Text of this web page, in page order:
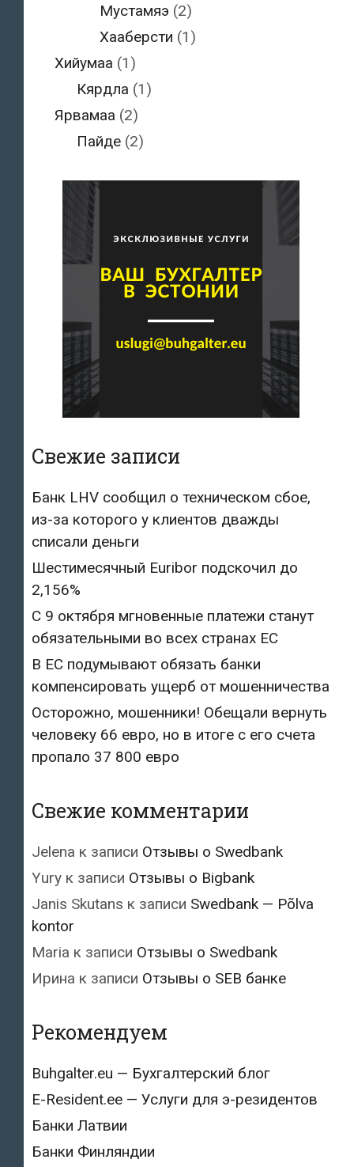
Мустамяэ (2)
Хааберсти (1)
Хийумаа (1)
Кярдла (1)
Ярвамаа (2)
Пайде (2)
Свежие записи
Банк LHV сообщил о техническом сбое,
из-за которого у клиентов дважды
списали деньги
Шестимесячный Euribor подскочил до
2,156%
С 9 октября мгновенные платежи станут
обязательными во всех странах ЕС
В ЕС подумывают обязать банки
компенсировать ущерб от мошенничества
Осторожно, мошенники! Обещали вернуть
человеку 66 евро, но в итоге с его счета
пропало 37 800 евро
Свежие комментарии
Jelena к записи Отзывы о Swedbank
Yury к записи Отзывы о Bigbank
Janis Skutans к записи Swedbank — Põlva
kontor
Maria к записи Отзывы о Swedbank
Ирина к записи Отзывы о SEB банке
Рекомендуем
Buhgalter.eu — Бухгалтерский блог
E-Resident.ee — Услуги для э-резидентов
Банки Латвии
Банки Финляндии